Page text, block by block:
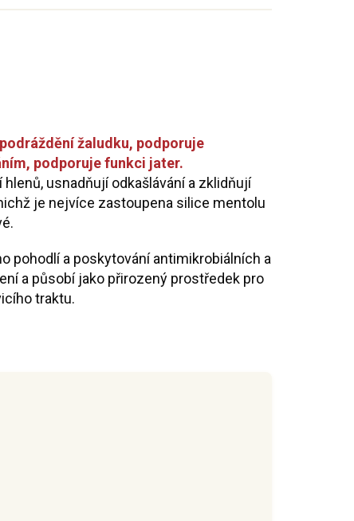
žaludku, podporuje
podporuje funkci jater.
usnadňují odkašlávání a zklidňují
je nejvíce zastoupena silice mentolu
pohodlí a poskytování antimikrobiálních a
a působí jako přirozený prostředek pro
traktu.